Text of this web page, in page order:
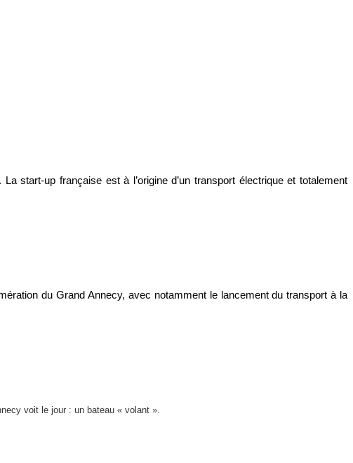
start-up française est à l’origine d’un transport électrique et totalement
du Grand Annecy, avec notamment le lancement du transport à la
voit le jour : un bateau « volant ».